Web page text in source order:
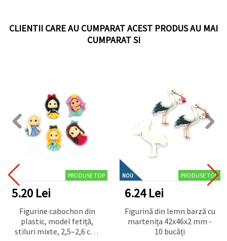
CLIENTII CARE AU CUMPARAT ACEST PRODUS AU MAI
CUMPARAT SI
PRODUSE TOP
5.20 Lei
Figurine cabochon din
plastic, model fetiță,
stiluri mixte, 2,5–2,6 cm,
NOU PRODUSE TOP
6.24 Lei
Figurină din lemn barză cu
martenița 42x46x2 mm -
10 bucăți